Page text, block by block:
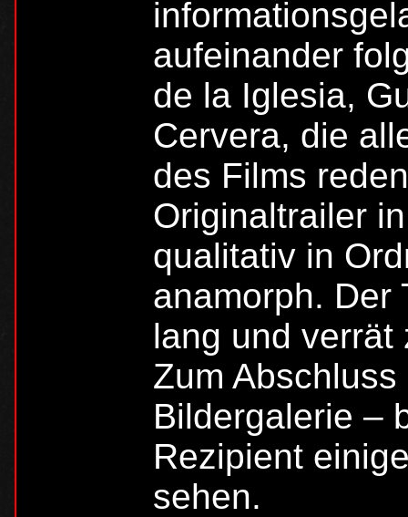
aufeinander
de la Iglesia,
Cervera, die
des Films
Originaltrailer
qualitativ in
anamorph. Der
lang und verrät
Zum
Bildergalerie –
Rezipient
sehen.